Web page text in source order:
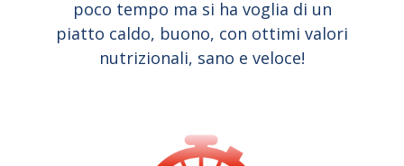
poco tempo ma si ha voglia di un
piatto caldo, buono, con ottimi valori
nutrizionali, sano e veloce!